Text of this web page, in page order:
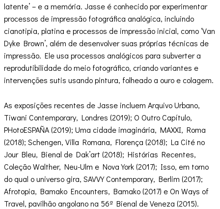
latente’ – e a memória. Jasse é conhecido por experimentar
processos de impressão fotográfica analógica, incluindo
cianotipia, platina e processos de impressão inicial, como ‘Van
Dyke Brown’, além de desenvolver suas próprias técnicas de
impressão. Ele usa processos analógicos para subverter a
reprodutibilidade do meio fotográfico, criando variantes e
intervenções sutis usando pintura, folheado a ouro e colagem.
As exposições recentes de Jasse incluem Arquivo Urbano,
Tiwani Contemporary, Londres (2019); O Outro Capítulo,
PHotoESPAÑA (2019); Uma cidade imaginária, MAXXI, Roma
(2018); Schengen, Villa Romana, Florença (2018); La Cité no
Jour Bleu, Bienal de Dak’art (2018); Histórias Recentes,
Coleção Walther, Neu-Ulm e Nova York (2017); Isso, em torno
do qual o universo gira, SAVVY Contemporary, Berlim (2017);
Afrotopia, Bamako Encounters, Bamako (2017) e On Ways of
Travel, pavilhão angolano na 56ª Bienal de Veneza (2015).